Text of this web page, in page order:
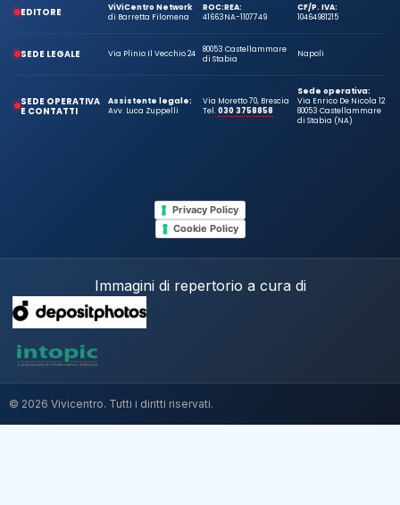
EDITORE
ViViCentro Network
di Barretta Filomena
ROC:
41663
REA:
NA-1107749
CF/P. IVA:
10464981215
SEDE LEGALE Via Plinio Il Vecchio 24
80053 Castellammare
di Stabia
Napoli
SEDE OPERATIVA
E CONTATTI
Assistente legale:
Avv. Luca Zuppelli
Via Moretto 70, Brescia
Tel.030 3758858
Sede operativa:
Via Enrico De Nicola 12
80053 Castellammare
di Stabia (NA)
Privacy Policy
Cookie Policy
Immagini di repertorio a cura di
© 2026 Vivicentro. Tutti i diritti riservati.